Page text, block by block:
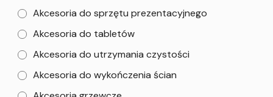
Akcesoria do sprzętu prezentacyjnego
Akcesoria do tabletów
Akcesoria do utrzymania czystości
Akcesoria do wykończenia ścian